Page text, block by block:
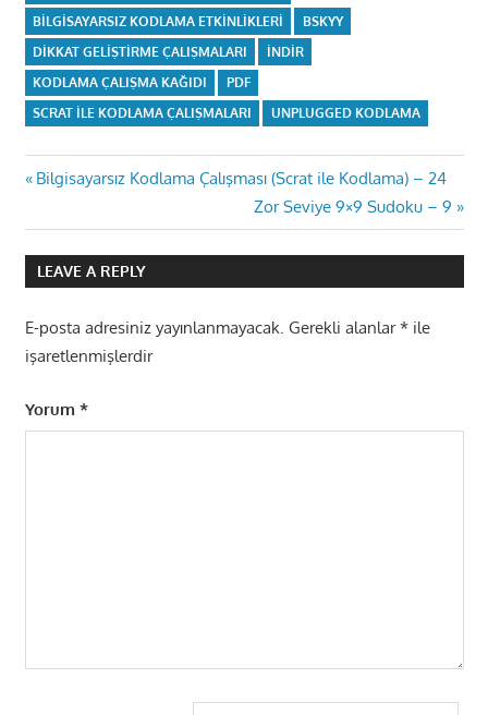
BILGISAYARSIZ KODLAMA ETKINLIKLERI
BSKYY
DIKKAT GELIŞTIRME ÇALIŞMALARI
INDIR
KODLAMA ÇALIŞMA KAĞIDI
PDF
SCRAT ILE KODLAMA ÇALIŞMALARI
UNPLUGGED KODLAMA
Yazı
gezinmesi
Previous
Bilgisayarsız Kodlama Çalışması (Scrat ile Kodlama) – 24
Next
Post:
Zor Seviye 9×9 Sudoku – 9
LEAVE A REPLY
E-posta adresiniz yayınlanmayacak. Gerekli alanlar*ile
işaretlenmişlerdir
Yorum *